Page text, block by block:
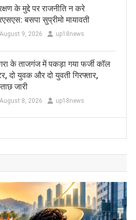
के मुद्दे पर राजनीति न करे
बसपा सुप्रीमो मायावती
August 9, 2026 up18news
के ताजगंज में पकड़ा गया फर्जी कॉल
दो युवक और दो युवती गिरफ्तार,
जारी
August 8, 2026 up18news